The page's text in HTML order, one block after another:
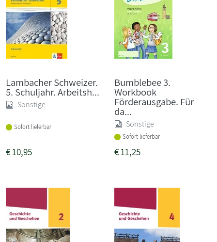
Lambacher Schweizer.
5. Schuljahr. Arbeitsh...
Sonstige
Sofort lieferbar
€10,95
Bumblebee 3.
Workbook
Förderausgabe. Für
da...
Sonstige
Sofort lieferbar
€11,25